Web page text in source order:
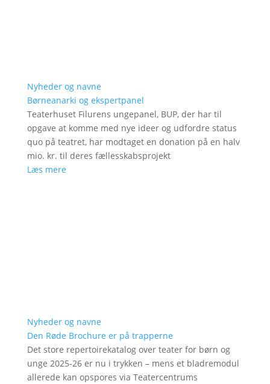
Nyheder og navne
Børneanarki og ekspertpanel
Teaterhuset Filurens ungepanel, BUP, der har til
opgave at komme med nye ideer og udfordre status
quo på teatret, har modtaget en donation på en halv
mio. kr. til deres fællesskabsprojekt
Læs mere
Nyheder og navne
Den Røde Brochure er på trapperne
Det store repertoirekatalog over teater for børn og
unge 2025-26 er nu i trykken – mens et bladremodul
allerede kan opspores via Teatercentrums